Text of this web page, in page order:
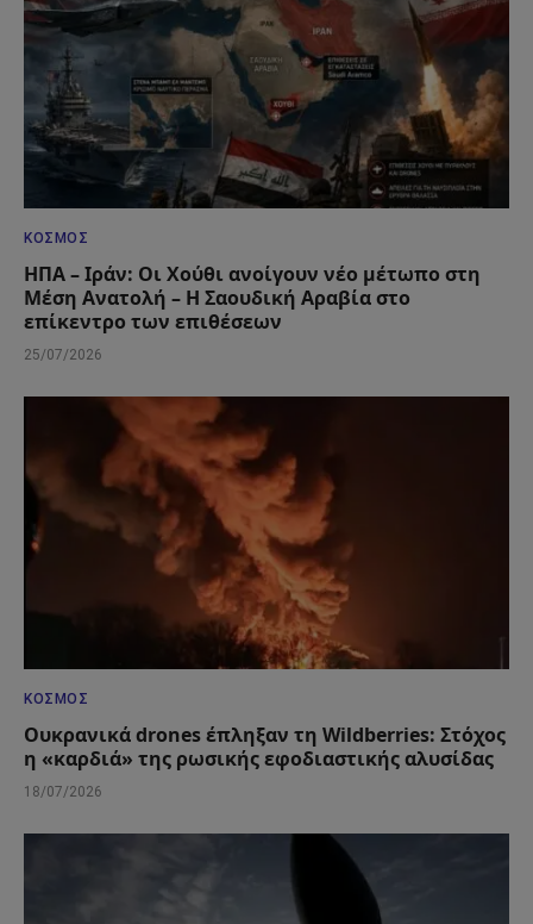
ΚΌΣΜΟΣ
ΗΠΑ – Ιράν: Οι Χούθι ανοίγουν νέο μέτωπο στη
Μέση Ανατολή – Η Σαουδική Αραβία στο
επίκεντρο των επιθέσεων
25/07/2026
ΚΌΣΜΟΣ
Ουκρανικά drones έπληξαν τη Wildberries: Στόχος
η «καρδιά» της ρωσικής εφοδιαστικής αλυσίδας
18/07/2026